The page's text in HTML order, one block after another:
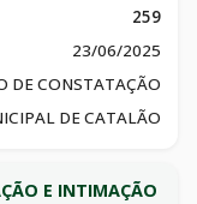
259
23/06/2025
DE CONSTATAÇÃO
DE CATALÃO
E INTIMAÇÃO